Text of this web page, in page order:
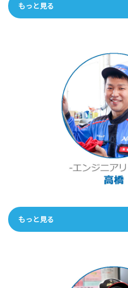
もっと見る
もっと見る